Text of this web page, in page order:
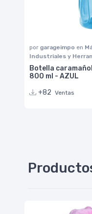
por garageimpo en
Industriales y
Botella
800 ml - AZUL
+82 Ventas